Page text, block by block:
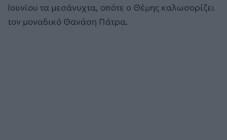
Ιουνίου τα μεσάνυχτα, οπότε ο Θέμης καλωσορίζει
τον μοναδικό Θανάση Πάτρα.